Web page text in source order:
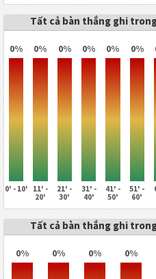
Tất cả bàn thắng ghi
0% 0% 0% 0% 0% 0%
0' - 10'
11' -
20'
21' -
30'
31' -
40'
41' -
50'
51' -
60'
Tất cả bàn thắng ghi
0% 0% 0% 0%